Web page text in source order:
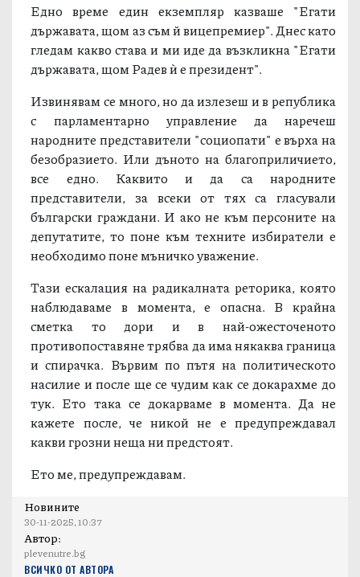
Новините
30-11-2025, 10:37
Автор:
plevenutre.bg
ВСИЧКО ОТ АВТОРА
Едно време един екземпляр казваше "Егати
държавата, щом аз съм й вицепремиер". Днес като
гледам какво става и ми иде да възкликна "Егати
държавата, щом Радев ѝ е президент".
Извинявам се много, но да излезеш и в република
с парламентарно управление да наречеш
народните представители "социопати" е върха на
безобразието. Или дъното на благоприличието,
все едно. Каквито и да са народните
представители, за всеки от тях са гласували
български граждани. И ако не към персоните на
депутатите, то поне към техните избиратели е
необходимо поне мъничко уважение.
Тази ескалация на радикалната реторика, която
наблюдаваме в момента, е опасна. В крайна
сметка то дори и в най-ожесточеното
противопоставяне трябва да има някаква граница
и спирачка. Вървим по пътя на политическото
насилие и после ще се чудим как се докарахме до
тук. Ето така се докарваме в момента. Да не
кажете после, че никой не е предупреждавал
какви грозни неща ни предстоят.
Ето ме, предупреждавам.